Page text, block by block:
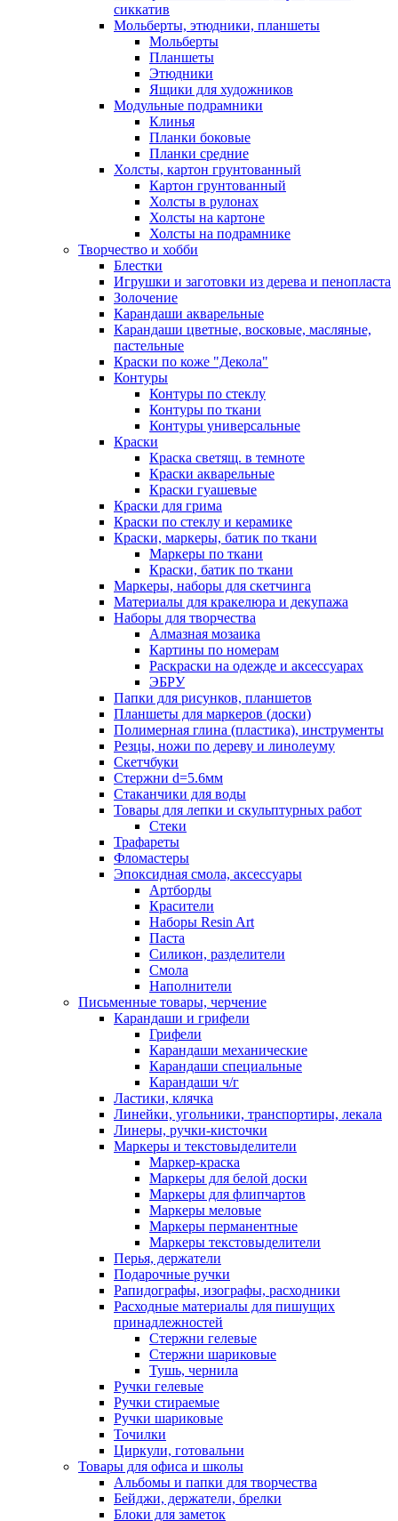
сиккатив
Мольберты, этюдники, планшеты
Мольберты
Планшеты
Этюдники
Ящики для художников
Модульные подрамники
Клинья
Планки боковые
Планки средние
Холсты, картон грунтованный
Картон грунтованный
Холсты в рулонах
Холсты на картоне
Холсты на подрамнике
Творчество и хобби
Блестки
Игрушки и заготовки из дерева и пенопласта
Золочение
Карандаши акварельные
Карандаши цветные, восковые, масляные,
пастельные
Краски по коже "Декола"
Контуры
Контуры по стеклу
Контуры по ткани
Контуры универсальные
Краски
Краска светящ. в темноте
Краски акварельные
Краски гуашевые
Краски для грима
Краски по стеклу и керамике
Краски, маркеры, батик по ткани
Маркеры по ткани
Краски, батик по ткани
Маркеры, наборы для скетчинга
Материалы для кракелюра и декупажа
Наборы для творчества
Алмазная мозаика
Картины по номерам
Раскраски на одежде и аксессуарах
ЭБРУ
Папки для рисунков, планшетов
Планшеты для маркеров (доски)
Полимерная глина (пластика), инструменты
Резцы, ножи по дереву и линолеуму
Скетчбуки
Стержни d=5.6мм
Стаканчики для воды
Товары для лепки и скульптурных работ
Стеки
Трафареты
Фломастеры
Эпоксидная смола, аксессуары
Артборды
Красители
Наборы Resin Art
Паста
Силикон, разделители
Смола
Наполнители
Письменные товары, черчение
Карандаши и грифели
Грифели
Карандаши механические
Карандаши специальные
Карандаши ч/г
Ластики, клячка
Линейки, угольники, транспортиры, лекала
Линеры, ручки-кисточки
Маркеры и текстовыделители
Маркер-краска
Маркеры для белой доски
Маркеры для флипчартов
Маркеры меловые
Маркеры перманентные
Маркеры текстовыделители
Перья, держатели
Подарочные ручки
Рапидографы, изографы, расходники
Расходные материалы для пишущих
принадлежностей
Стержни гелевые
Стержни шариковые
Тушь, чернила
Ручки гелевые
Ручки стираемые
Ручки шариковые
Точилки
Циркули, готовальни
Товары для офиса и школы
Альбомы и папки для творчества
Бейджи, держатели, брелки
Блоки для заметок